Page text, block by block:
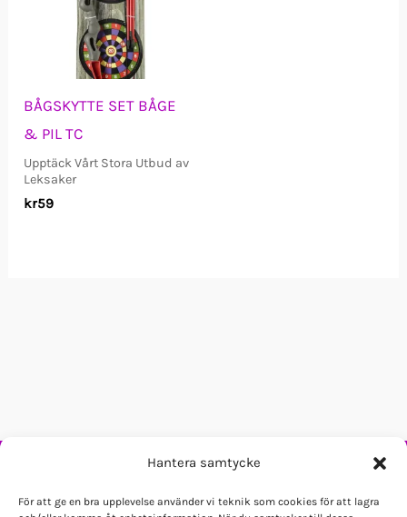
Hantera samtycke
För att ge en bra upplevelse använder vi teknik som cookies för att lagra
BÅGSKYTTE SET BÅGE
& PIL TC
Upptäck Vårt Stora Utbud av
Leksaker
kr59
Goggo Lek - Leksaker för alla
Org nr:800321-5665